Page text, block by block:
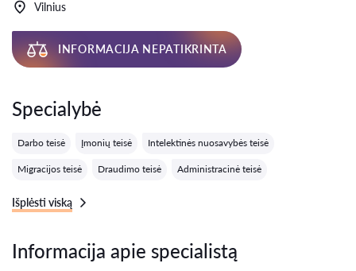
Vilnius
INFORMACIJA NEPATIKRINTA
Specialybė
Darbo teisė Įmonių teisė Intelektinės nuosavybės teisė
Migracijos teisė Draudimo teisė Administracinė teisė
Išplėsti viską
Informacija apie specialistą